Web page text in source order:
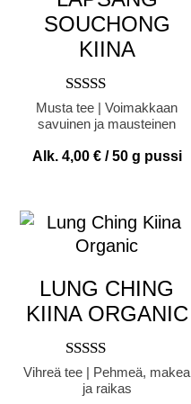
SOUCHONG
KIINA
Arvostelu
tuotteesta:
5.00
/ 5
Musta tee | Voimakkaan
savuinen ja mausteinen
Alk. 4,00 €/ 50 g pussi
LUNG CHING
KIINA ORGANIC
Arvostelu
tuotteesta:
Vihreä tee | Pehmeä, makea
ja raikas